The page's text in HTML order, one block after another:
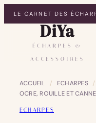
DiYa
ÉCHARPES &
ACCESSOIRES
ACCUEIL / ECHARPES /
OCRE, ROUILLE ET
ECHARPES